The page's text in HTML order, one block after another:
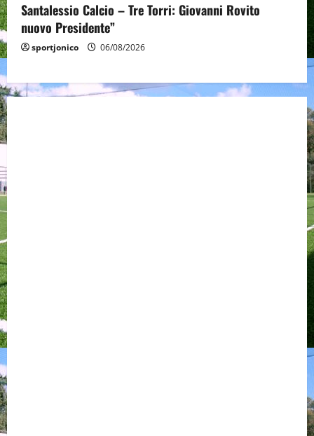
Santalessio Calcio – Tre Torri: Giovanni Rovito
nuovo Presidente”
sportjonico 06/08/2026